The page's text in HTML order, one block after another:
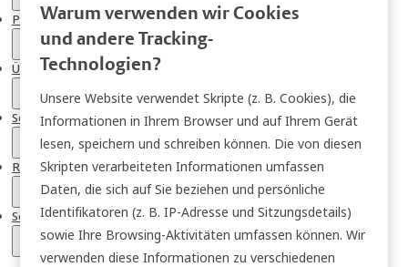
Produkte
Über uns
Service
Ressourcen
Sektoren
Warum verwenden wir Cookies
und andere Tracking-
Technologien?
Unsere Website verwendet Skripte (z. B. Cookies), die
Informationen in Ihrem Browser und auf Ihrem Gerät
lesen, speichern und schreiben können. Die von diesen
Skripten verarbeiteten Informationen umfassen
Daten, die sich auf Sie beziehen und persönliche
Identifikatoren (z. B. IP-Adresse und Sitzungsdetails)
sowie Ihre Browsing-Aktivitäten umfassen können. Wir
verwenden diese Informationen zu verschiedenen